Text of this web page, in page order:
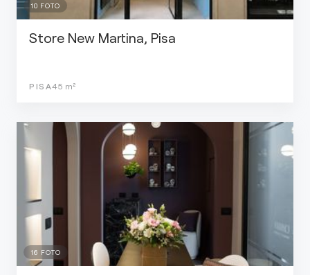
10 FOTO
Store New Martina, Pisa
PISA45 m²
16 FOTO